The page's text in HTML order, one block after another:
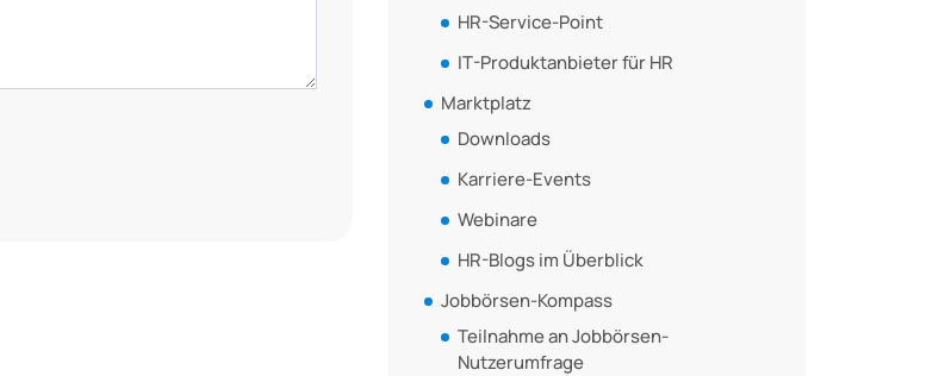
HR-Service-Point
IT-Produktanbieter für HR
Marktplatz
Downloads
Karriere-Events
Webinare
HR-Blogs im Überblick
Jobbörsen-Kompass
Teilnahme an Jobbörsen-
Nutzerumfrage